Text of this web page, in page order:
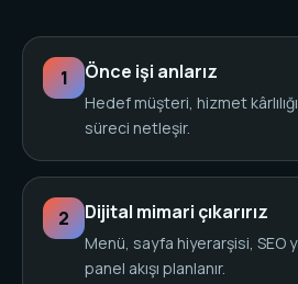
1 Önce işi anlarız
Hedef müşteri, hizmet
süreci netleşir.
2 Dijital mimari çıkarırız
Menü, sayfa hiyerarşisi, SEO
panel akışı planlanır.